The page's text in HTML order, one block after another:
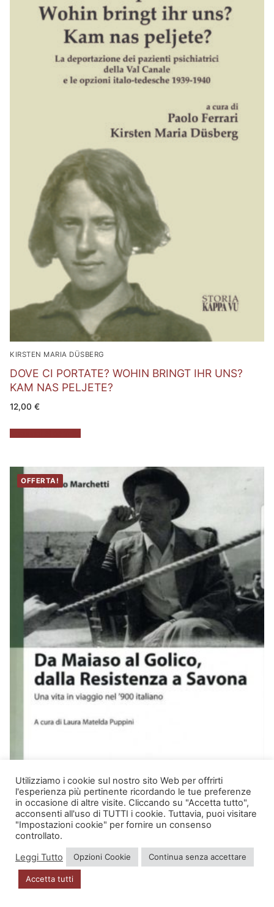
KIRSTEN MARIA DÜSBERG
DOVE CI PORTATE? WOHIN BRINGT IHR UNS?
KAM NAS PELJETE?
12,00 €
OFFERTA!
BIOGRAFIE
DA MAIASO AL GOLICO, DALLA RESISTENZA A
SAVONA
Utilizziamo i cookie sul nostro sito Web per offrirti
l'esperienza più pertinente ricordando le tue preferenze
in occasione di altre visite. Cliccando su "Accetta tutto",
acconsenti all'uso di TUTTI i cookie. Tuttavia, puoi visitare
"Impostazioni cookie" per fornire un consenso
controllato.
Leggi Tutto
Opzioni Cookie Continua senza accettare
Accetta tutti